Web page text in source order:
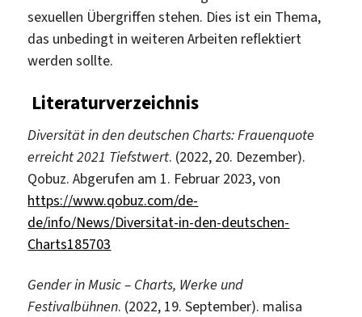
sexuellen Übergriffen stehen. Dies ist ein Thema,
das unbedingt in weiteren Arbeiten reflektiert
werden sollte.
Literaturverzeichnis
Diversität in den deutschen Charts: Frauenquote
erreicht 2021 Tiefstwert. (2022, 20. Dezember).
Qobuz. Abgerufen am 1. Februar 2023, von
https://www.qobuz.com/de-
de/info/News/Diversitat-in-den-deutschen-
Charts185703
Gender in Music – Charts, Werke und
Festivalbühnen. (2022, 19. September). malisa